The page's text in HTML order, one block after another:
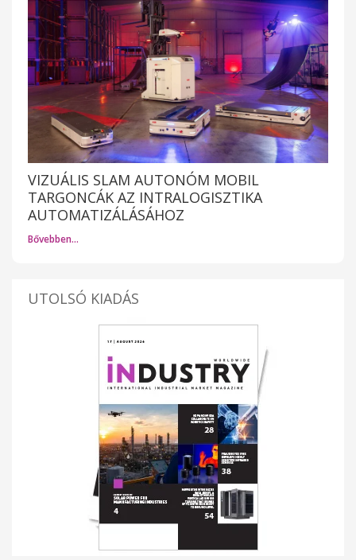
VIZUÁLIS SLAM AUTONÓM MOBIL
TARGONCÁK AZ INTRALOGISZTIKA
AUTOMATIZÁLÁSÁHOZ
Bővebben…
UTOLSÓ KIADÁS